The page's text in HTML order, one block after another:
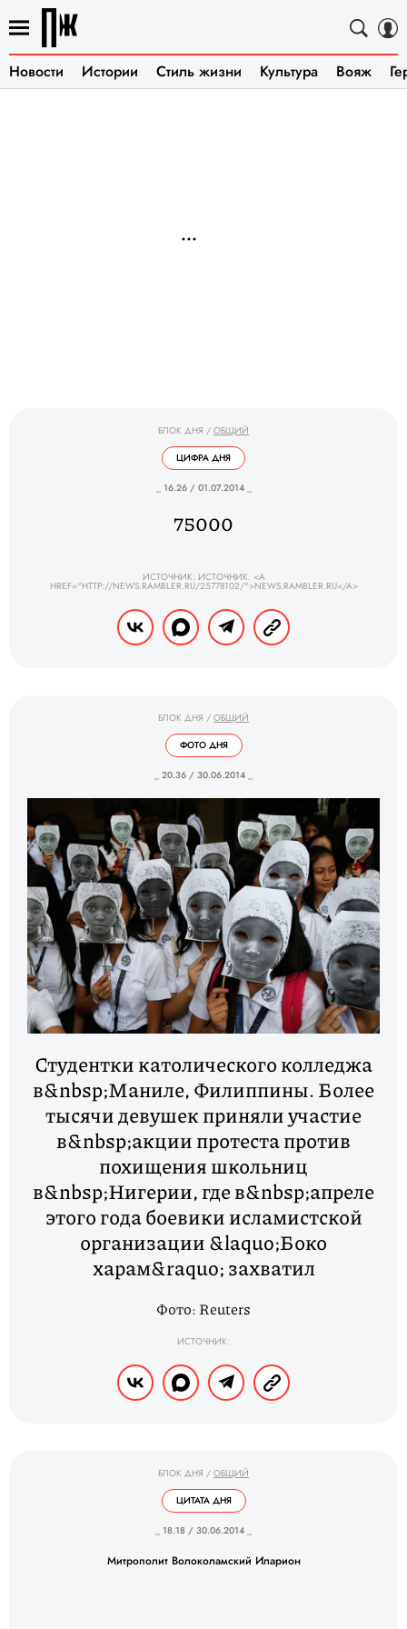
Новости Истории Стиль жизни Культура Вояж
БЛОК ДНЯ / ОБЩИЙ
ЦИФРА ДНЯ
_ 16.26 / 01.07.2014 _
75000
ИСТОЧНИК: ИСТОЧНИК: <A
HREF="HTTP://NEWS.RAMBLER.RU/25778102/">NEWS.RAMBLER.RU</A>
БЛОК ДНЯ / ОБЩИЙ
ФОТО ДНЯ
_ 20.36 / 30.06.2014 _
Студентки католического колледжа
в&nbsp;Маниле, Филиппины. Более
тысячи девушек приняли участие
в&nbsp;акции протеста против
похищения школьниц
в&nbsp;Нигерии, где в&nbsp;апреле
этого года боевики исламистской
организации &laquo;Боко
харам&raquo; захватил
Фото: Reuters
ИСТОЧНИК:
БЛОК ДНЯ / ОБЩИЙ
ЦИТАТА ДНЯ
_ 18.18 / 30.06.2014 _
Митрополит Волоколамский Иларион